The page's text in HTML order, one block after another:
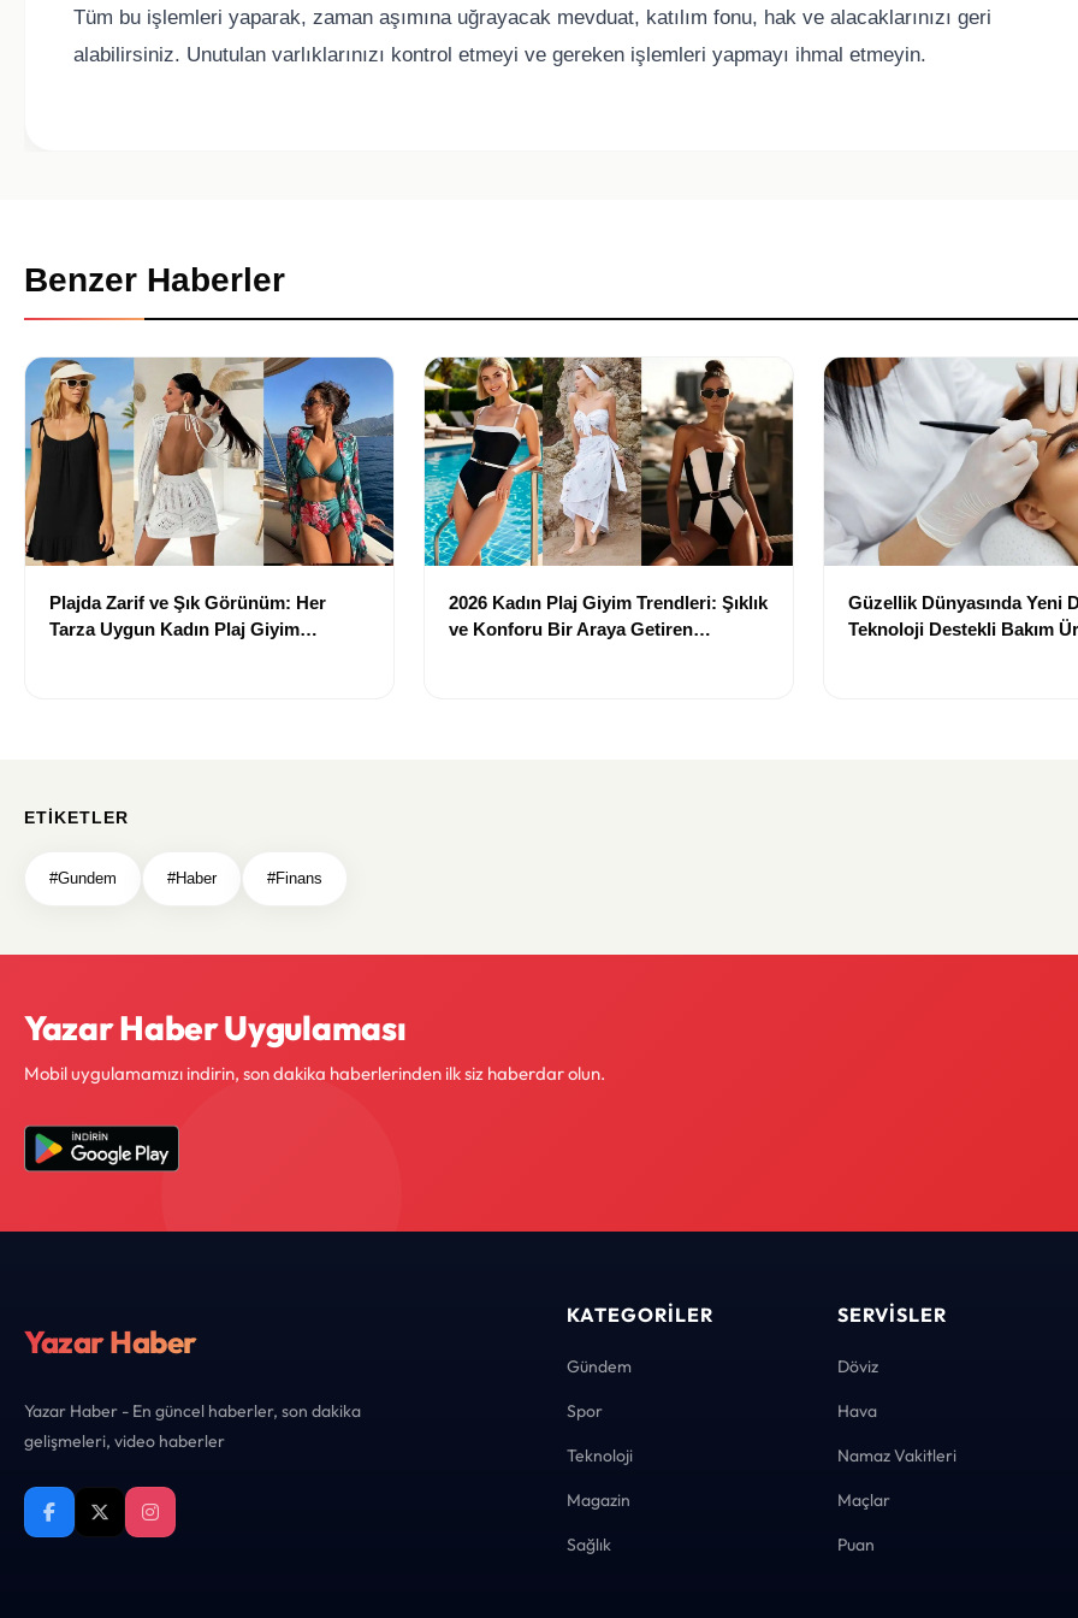
Tüm bu işlemleri yaparak, zaman aşımına uğrayacak mevduat, katılım fonu, hak ve alacaklarınızı geri
alabilirsiniz. Unutulan varlıklarınızı kontrol etmeyi ve gereken işlemleri yapmayı ihmal etmeyin.
Benzer Haberler
Plajda Zarif ve Şık Görünüm: Her
Tarza Uygun Kadın Plaj Giyim
2026 Kadın Plaj Giyim Trendleri: Şıklık
ve Konforu Bir Araya Getiren
Güzellik Dünyasında Yeni
Teknoloji Destekli Bakım
ETIKETLER
#Gundem #Haber #Finans
Yazar Haber Uygulaması
Mobil uygulamamızı indirin, son dakika haberlerinden ilk siz haberdar olun.
Yazar Haber
Yazar Haber - En güncel haberler, son dakika
gelişmeleri, video haberler
KATEGORILER
Gündem
Spor
Teknoloji
Magazin
Sağlık
SERVISLER
Döviz
Hava
Namaz Vakitleri
Maçlar
Puan